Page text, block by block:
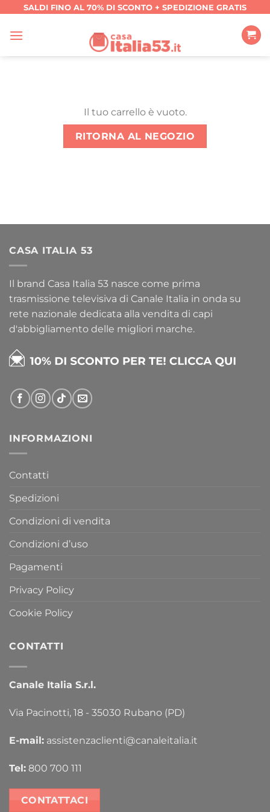
contenuti
SALDI FINO AL 70% DI SCONTO + SPEDIZIONE GRATIS
Il tuo carrello è vuoto.
RITORNA AL NEGOZIO
CASA ITALIA 53
Il brand Casa Italia 53 nasce come prima
trasmissione televisiva di Canale Italia in onda su
rete nazionale dedicata alla vendita di capi
d'abbigliamento delle migliori marche.
INFORMAZIONI
Contatti
Spedizioni
Condizioni di vendita
Condizioni d’uso
Pagamenti
Privacy Policy
Cookie Policy
CONTATTI
Canale Italia S.r.l.
Via Pacinotti, 18 - 35030 Rubano (PD)
E-mail: assistenzaclienti@canaleitalia.it
Tel: 800 700 111
CONTATTACI